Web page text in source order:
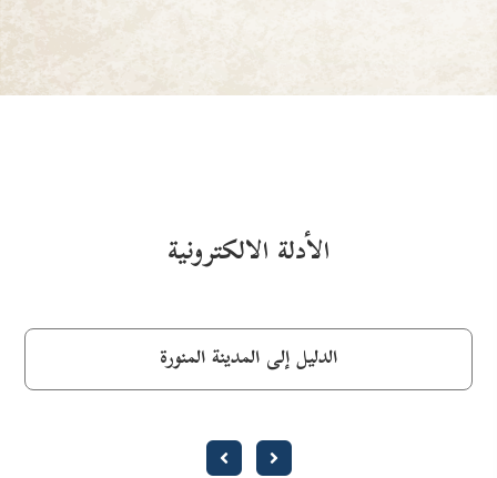
الأدلة الالكترونية
الدليل إلى المدينة المنورة